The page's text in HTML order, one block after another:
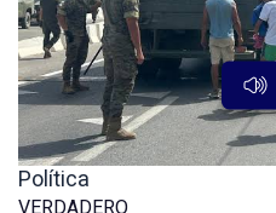
Política
VERDADERO